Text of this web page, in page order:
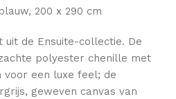
200 x 290 cm
de Ensuite-collectie. De
polyester chenille met
een luxe feel; de
geweven canvas van